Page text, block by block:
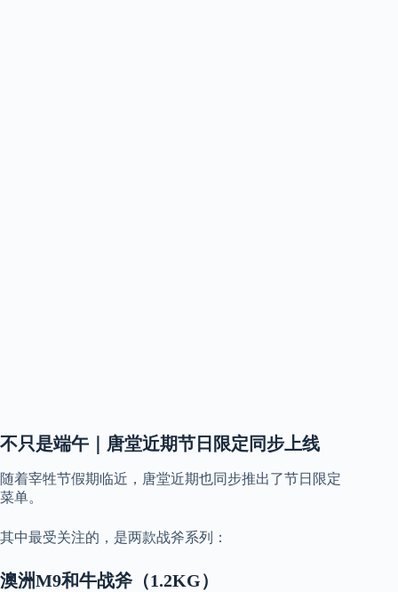
不只是端午｜唐堂近期节日限定同步上线
随着宰牲节假期临近，唐堂近期也同步推出了节日限定
菜单。
其中最受关注的，是两款战斧系列：
澳洲M9和牛战斧（1.2KG）